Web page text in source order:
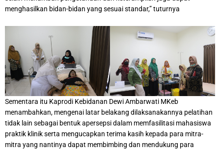
menghasilkan bidan-bidan yang sesuai standar,” tuturnya
Sementara itu Kaprodi Kebidanan Dewi Ambarwati MKeb
menambahkan, mengenai latar belakang dilaksanakannya pelatihan
tidak lain sebagai bentuk apersepsi dalam memfasilitasi mahasiswa
praktik klinik serta mengucapkan terima kasih kepada para mitra-
mitra yang nantinya dapat membimbing dan mendukung para